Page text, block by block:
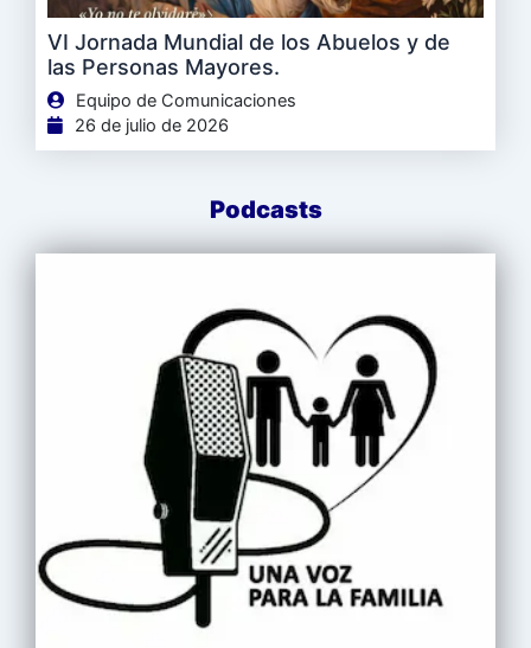
VI Jornada Mundial de los Abuelos y de
las Personas Mayores.
Equipo de Comunicaciones
26 de julio de 2026
Podcasts